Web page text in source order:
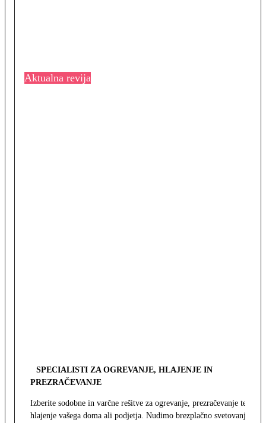
Aktualna revija
SPECIALISTI ZA OGREVANJE, HLAJENJE IN
PREZRAČEVANJE
Izberite sodobne in varčne rešitve za ogrevanje, prezračevanje ter
hlajenje vašega doma ali podjetja. Nudimo brezplačno svetovanje